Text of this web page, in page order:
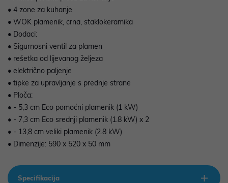
• 4 zone za kuhanje
• WOK plamenik, crna, staklokeramika
• Dodaci:
• Sigurnosni ventil za plamen
• rešetka od lijevanog željeza
• električno paljenje
• tipke za upravljanje s prednje strane
• Ploča:
• - 5,3 cm Eco pomoćni plamenik (1 kW)
• - 7,3 cm Eco srednji plamenik (1.8 kW) x 2
• - 13,8 cm veliki plamenik (2.8 kW)
• Dimenzije: 590 x 520 x 50 mm
Specifikacija